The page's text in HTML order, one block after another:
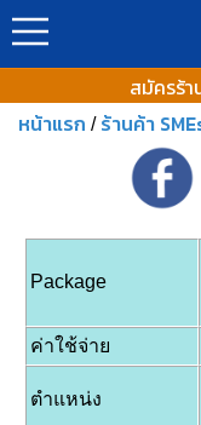
สมัครร้า
หน้าแรก / ร้านค้า
Package
ค่าใช้จ่าย
ตำแหน่ง